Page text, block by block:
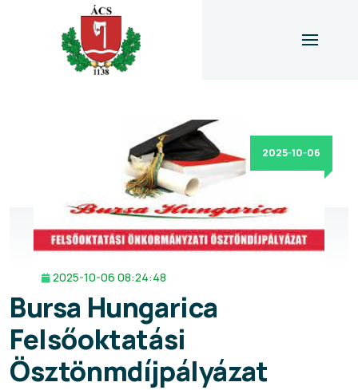
2025-10-06
2025-10-06 08:24:48
Bursa Hungarica
Felsőoktatási
Ösztönmdíjpályázat